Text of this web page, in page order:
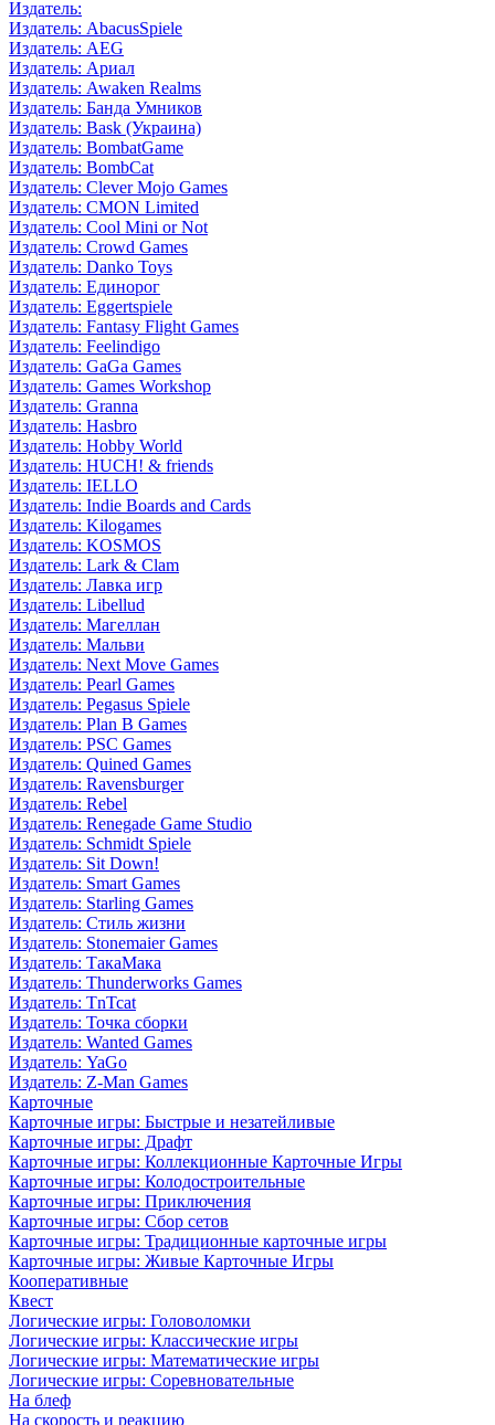
Издатель:
Издатель: AbacusSpiele
Издатель: AEG
Издатель: Ариал
Издатель: Awaken Realms
Издатель: Банда Умников
Издатель: Bask (Украина)
Издатель: BombatGame
Издатель: BombCat
Издатель: Clever Mojo Games
Издатель: CMON Limited
Издатель: Cool Mini or Not
Издатель: Crowd Games
Издатель: Danko Toys
Издатель: Единорог
Издатель: Eggertspiele
Издатель: Fantasy Flight Games
Издатель: Feelindigo
Издатель: GaGa Games
Издатель: Games Workshop
Издатель: Granna
Издатель: Hasbro
Издатель: Hobby World
Издатель: HUCH! & friends
Издатель: IELLO
Издатель: Indie Boards and Cards
Издатель: Kilogames
Издатель: KOSMOS
Издатель: Lark & Clam
Издатель: Лавка игр
Издатель: Libellud
Издатель: Магеллан
Издатель: Мальви
Издатель: Next Move Games
Издатель: Pearl Games
Издатель: Pegasus Spiele
Издатель: Plan B Games
Издатель: PSC Games
Издатель: Quined Games
Издатель: Ravensburger
Издатель: Rebel
Издатель: Renegade Game Studio
Издатель: Schmidt Spiele
Издатель: Sit Down!
Издатель: Smart Games
Издатель: Starling Games
Издатель: Стиль жизни
Издатель: Stonemaier Games
Издатель: ТакаМака
Издатель: Thunderworks Games
Издатель: TnTcat
Издатель: Точка сборки
Издатель: Wanted Games
Издатель: YaGo
Издатель: Z-Man Games
Карточные
Карточные игры: Быстрые и незатейливые
Карточные игры: Драфт
Карточные игры: Коллекционные Карточные Игры
Карточные игры: Колодостроительные
Карточные игры: Приключения
Карточные игры: Сбор сетов
Карточные игры: Традиционные карточные игры
Карточные игры: Живые Карточные Игры
Кооперативные
Квест
Логические игры: Головоломки
Логические игры: Классические игры
Логические игры: Математические игры
Логические игры: Соревновательные
На блеф
На скорость и реакцию